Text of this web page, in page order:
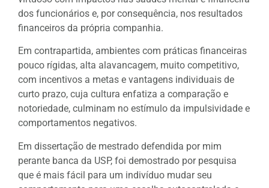
dos funcionários e, por consequência, nos resultados
financeiros da própria companhia.
Em contrapartida, ambientes com práticas financeiras
pouco rígidas, alta alavancagem, muito competitivo,
com incentivos a metas e vantagens individuais de
curto prazo, cuja cultura enfatiza a comparação e
notoriedade, culminam no estímulo da impulsividade e
comportamentos negativos.
Em dissertação de mestrado defendida por mim
perante banca da USP, foi demostrado por pesquisa
que é mais fácil para um indivíduo mudar seu